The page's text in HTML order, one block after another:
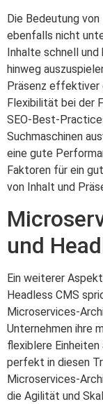
Die Bedeutung
ebenfalls nicht
Inhalte schnell
hinweg
Präsenz effektiver
Flexibilität bei der
SEO-Best-
Suchmaschinen
eine gute
Faktoren für ein
von Inhalt und
und
Ein weiterer
Headless CMS
Microservices-
Unternehmen ihre
flexiblere
perfekt in diesen
Microservices-
die Agilität und